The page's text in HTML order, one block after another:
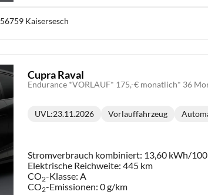
56759 Kaisersesch
Cupra Raval
Lieferzeit:
UVL:23.11.2026 Vorlauffahrzeug
Stromverbrauch kombiniert: 13,60 kWh/
Elektrische Reichweite: 445 km
CO2-Klasse: A
CO2-Emissionen:0 g/km